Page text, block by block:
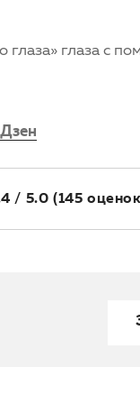
глаза» глаза с
/ 5.0 (145